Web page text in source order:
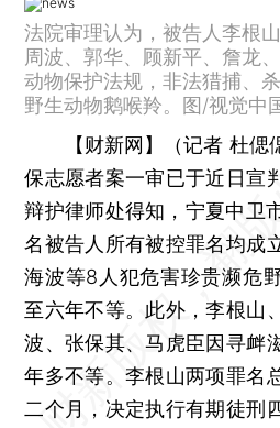
法院审理认为，被告人李根
周波、郭华、顾新平、詹龙
动物保护法规，非法猎捕、
野生动物鹅喉羚。图/视觉中
【财新网】（记者 杜偲
保志愿者案一审已于近日宣
辩护律师处得知，宁夏中卫
名被告人所有被控罪名均成
海波等8人犯危害珍贵濒危
至六年不等。此外，李根山
波、张保其、马虎臣因寻衅
年多不等。李根山两项罪名
二个月，决定执行有期徒刑